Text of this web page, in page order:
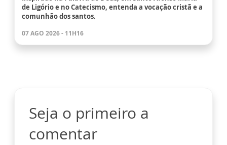
de Ligório e no Catecismo, entenda a vocação cristã e a
comunhão dos santos.
07 AGO 2026 - 11H16
Seja o primeiro a
comentar